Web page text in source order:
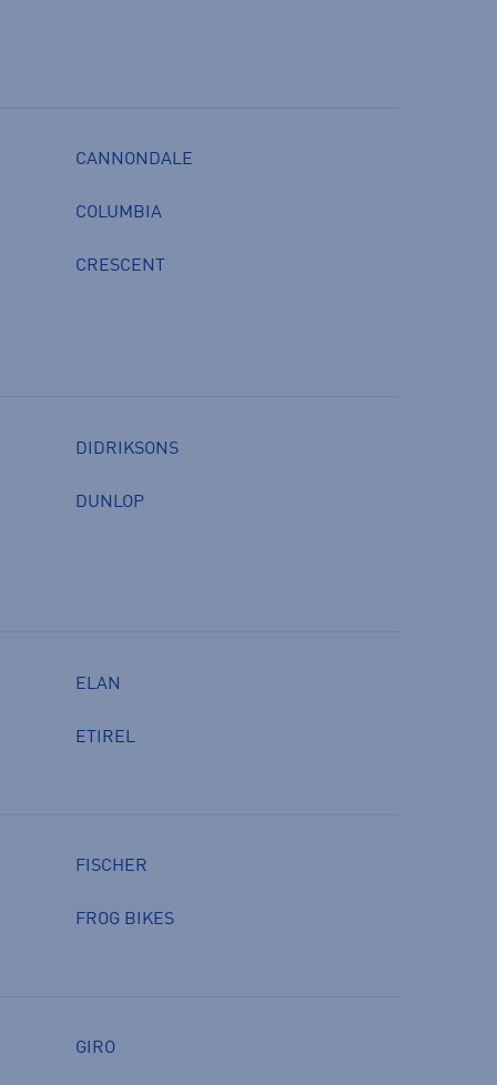
CANNONDALE
COLUMBIA
CRESCENT
DIDRIKSONS
DUNLOP
ELAN
ETIREL
FISCHER
FROG BIKES
GIRO